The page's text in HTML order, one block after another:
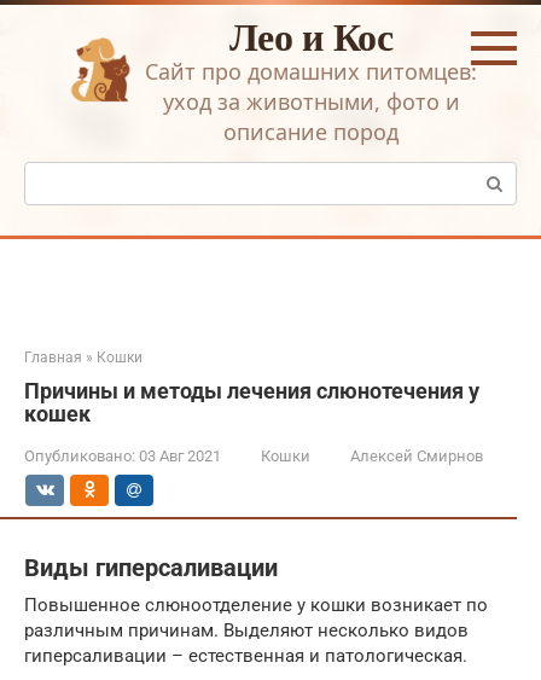
Перейти
Лео и Кос
Сайт про домашних питомцев:
уход за животными, фото и
описание пород
Поиск:
Главная » Кошки
Причины и методы лечения слюнотечения у
кошек
Опубликовано: 03 Авг 2021 Кошки Алексей Смирнов
Виды гиперсаливации
Повышенное слюноотделение у кошки возникает по
различным причинам. Выделяют несколько видов
гиперсаливации – естественная и патологическая.